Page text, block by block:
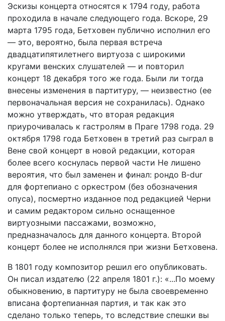
Эскизы концерта относятся к 1794 году, работа
проходила в начале следующего года. Вскоре, 29
марта 1795 года, Бетховен публично исполнил его
— это, вероятно, была первая встреча
двадцатипятилетнего виртуоза с широкими
кругами венских слушателей — и повторил
концерт 18 декабря того же года. Были ли тогда
внесены изменения в партитуру, — неизвестно (ее
первоначальная версия не сохранилась). Однако
можно утверждать, что вторая редакция
приурочивалась к гастролям в Праге 1798 года. 29
октября 1798 года Бетховен в третий раз сыграл в
Вене свой концерт в новой редакции, которая
более всего коснулась первой части Не лишено
вероятия, что был заменен и финал: рондо B-dur
для фортепиано с оркестром (без обозначения
опуса), посмертно изданное под редакцией Черни
и самим редактором сильно оснащенное
виртуозными пассажами, возможно,
предназначалось для данного концерта. Второй
концерт более не исполнялся при жизни Бетховена.
В 1801 году композитор решил его опубликовать.
Он писал издателю (22 апреля 1801 г.): «...По моему
обыкновению, в партитуру не была своевременно
вписана фортепианная партия, и так как это
сделано только теперь, то вследствие спешки вы